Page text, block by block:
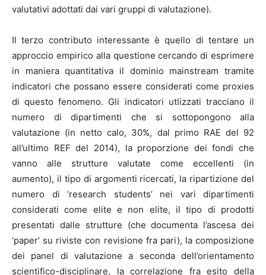
valutativi adottati dai vari gruppi di valutazione).
Il terzo contributo interessante è quello di tentare un
approccio empirico alla questione cercando di esprimere
in maniera quantitativa il dominio mainstream tramite
indicatori che possano essere considerati come proxies
di questo fenomeno. Gli indicatori utlizzati tracciano il
numero di dipartimenti che si sottopongono alla
valutazione (in netto calo, 30%, dal primo RAE del 92
all’ultimo REF del 2014), la proporzione dei fondi che
vanno alle strutture valutate come eccellenti (in
aumento), il tipo di argomenti ricercati, la ripartizione del
numero di ‘research students’ nei vari dipartimenti
considerati come elite e non elite, il tipo di prodotti
presentati dalle strutture (che documenta l’ascesa dei
‘paper’ su riviste con revisione fra pari), la composizione
dei panel di valutazione a seconda dell’orientamento
scientifico-disciplinare, la correlazione fra esito della